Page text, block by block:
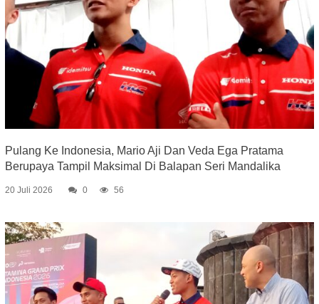
Pulang Ke Indonesia, Mario Aji Dan Veda Ega Pratama
Berupaya Tampil Maksimal Di Balapan Seri Mandalika
20 Juli 2026 0 56